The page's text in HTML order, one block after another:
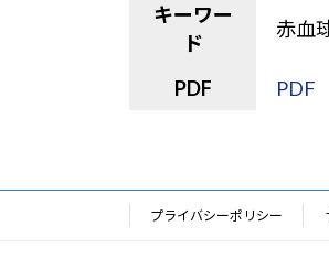
キーワー
ド
赤血
PDF PDF
プライバシーポリシー